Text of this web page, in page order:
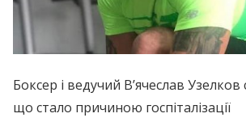
Боксер і ведучий В’ячеслав
що стало причиною госпіталізації